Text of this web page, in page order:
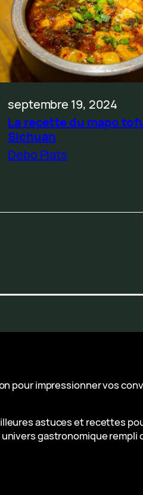
septembre 19, 2024
La recette du mapo
Sichuan
Debo Plats
pour impressionner vos
astuces et recettes
univers gastronomique rempli